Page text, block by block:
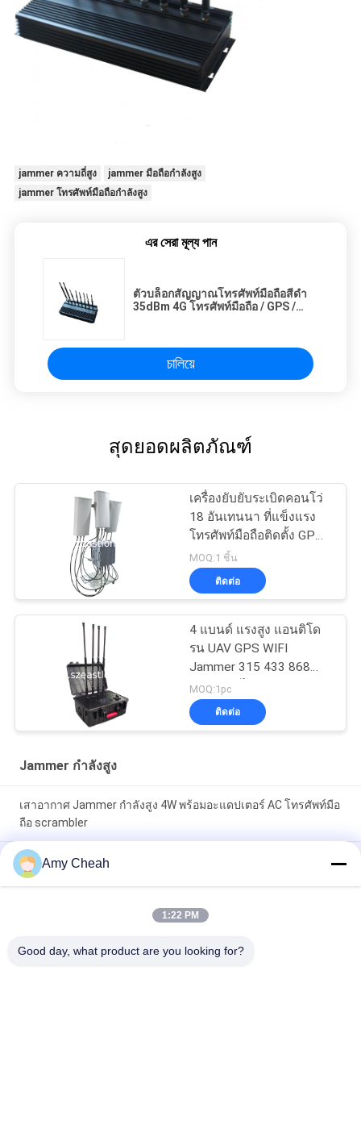
jammer ความถี่สูง
jammer มือถือกำลังสูง
jammer โทรศัพท์มือถือกำลังสูง
এর সেরা মূল্য পান
ตัวบล็อกสัญญาณโทรศัพท์มือถือสีดำ
35dBm 4G โทรศัพท์มือถือ / GPS /
চালিয়ে
สุดยอดผลิตภัณฑ์
เครื่องยับยับระเบิดคอนโว่
18 อันเทนนา ที่แข็งแรง
โทรศัพท์มือถือติดตั้ง GPS
VHF UHF RC สัญญาณ
สําหรับการใช้ในทหาร
MOQ:1 ชิ้น
ติดต่อ
4 แบนด์ แรงสูง แอนติโด
รน UAV GPS WIFI
Jammer 315 433 868
915 ระยะไกล
MOQ:1pc
ติดต่อ
Jammer กำลังสูง
เสาอากาศ Jammer กำลังสูง 4W พร้อมอะแดปเตอร์ AC โทรศัพท์มือ
ถือ scrambler
ตัวบล็อกสัญญาณโทรศัพท์มือถือความถี่เต็ม 8 ช่องพร้อมระบบ
ระบายความร้อนที่ดี
8 เสาอากาศ Jammer พลังงานสูง WIFI Blocker jammer โทรศัพท์
Amy Cheah
1:22 PM
Good day, what product are you looking for?